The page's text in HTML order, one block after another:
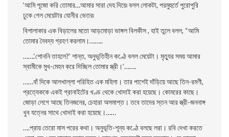
‘আমি পূজো করি তােমার…আমার সারা দেহ দিয়ে৷ বলল লােকটা, পরমুহুর্তে পুরােপুরি
ঢুকে গেল মেয়েটার যােনীর ভেতর৷
বিশালাকার এক বিড়ালের মতাে আড়মােড়া ভাঙ্গল বিলকীস , হাই তুলে বলল, “আমি
তােমার নৈবদ্য গ্রহণ করলাম।……..
…….‘শােননি তাহলে?’ শান্ত, অনুভূতিহীন কণ্ঠে বলল মেয়েটা। মৃত্যুর সময় আমার
স্বামীকে মুখ-মেহন করে দিচ্ছিল তােমার স্ত্রী।’…….
……বাঁ দিকে আলখাল্লা পরিহিত এক মহিলা। তার পাশেই দাঁড়িয়ে আছে তিন-রমণী,
প্রত্যেককে একই গ্রানাইটের খণ্ড থেকে খােদাই করা হয়েছে। কোমরের কাছে।
জোড়া লেগে আছে তিনজনের, চেহারা অসমাপ্ত। তবে তাদের স্তন আর স্ত্রী-জননাঙ্গ
খুব যত্নের সাথে খােদাই করা হয়েছে।……
….প্রায় তেরাে মাস পরের কথা। অনুভূতি-শূন্য কণ্ঠে বলছে লরা। রবি দেখা করতে